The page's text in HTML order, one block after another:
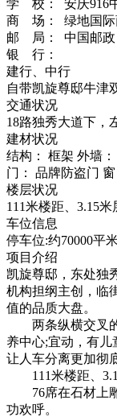
学 校： 安庆916
商 场： 绿地国际
邮 局： 中国邮政
银 行：
建行、中行
自带凯旋尊邸牛津
交通状况
18路独秀大道下，
建材状况
结构： 框架 外墙
门： 品牌防盗门
楼层状况
111米楼距、3.15
车位信息
停车位:约70000平
项目介绍
凯旋尊邸，东处独
机构担纲主创，临
值的品质大盘。
两条纵横交叉的
养中心;宜动，有
让人车分离更加彻
111米楼距、
76席在石材上雕
功欢呼。